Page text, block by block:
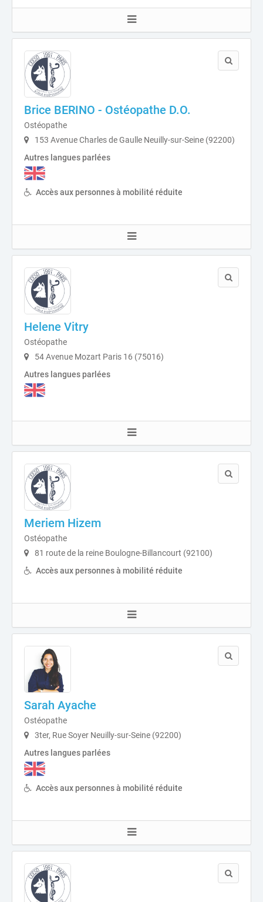
Brice BERINO - Ostéopathe D.O.
Ostéopathe
153 Avenue Charles de Gaulle Neuilly-sur-Seine (92200)
Autres langues parlées
Accès aux personnes à mobilité réduite
Helene Vitry
Ostéopathe
54 Avenue Mozart Paris 16 (75016)
Autres langues parlées
Meriem Hizem
Ostéopathe
81 route de la reine Boulogne-Billancourt (92100)
Accès aux personnes à mobilité réduite
Sarah Ayache
Ostéopathe
3ter, Rue Soyer Neuilly-sur-Seine (92200)
Autres langues parlées
Accès aux personnes à mobilité réduite